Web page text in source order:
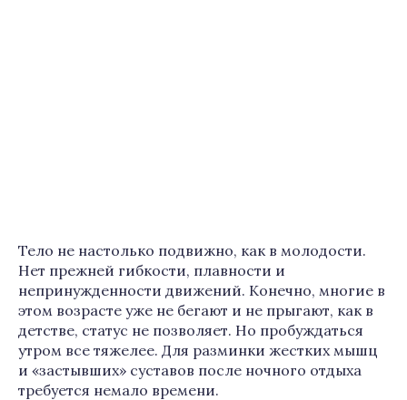
Тело не настолько подвижно, как в молодости.
Нет прежней гибкости, плавности и
непринужденности движений. Конечно, многие в
этом возрасте уже не бегают и не прыгают, как в
детстве, статус не позволяет. Но пробуждаться
утром все тяжелее. Для разминки жестких мышц
и «застывших» суставов после ночного отдыха
требуется немало времени.